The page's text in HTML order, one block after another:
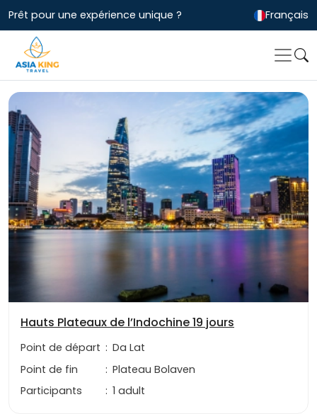
Prêt pour une expérience unique ? Français
Hauts Plateaux de l’Indochine 19 jours
Point de départ : Da Lat
Point de fin
: Plateau Bolaven
Participants
: 1 adult